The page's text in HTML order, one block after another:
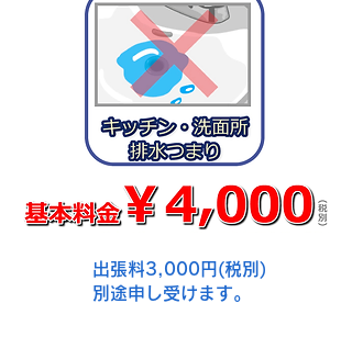
​出張料3,000円(税別)
別途申し受けます。